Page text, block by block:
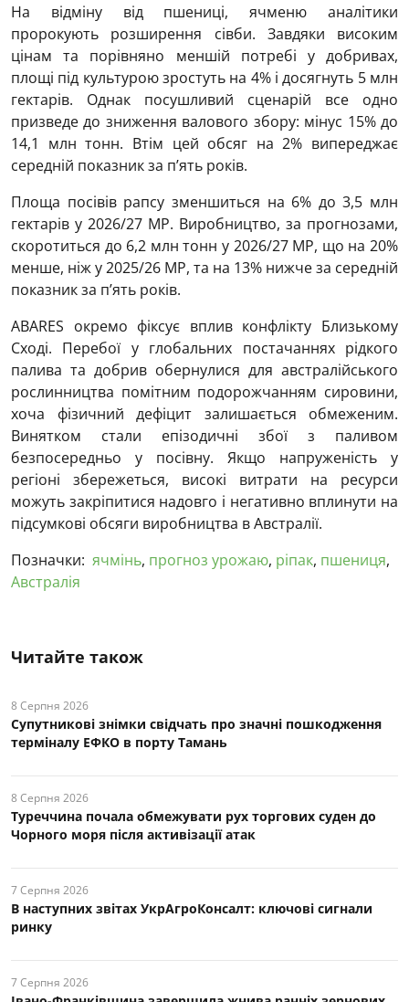
На відміну від пшениці, ячменю аналітики
пророкують розширення сівби. Завдяки високим
цінам та порівняно меншій потребі у добривах,
площі під культурою зростуть на 4% і досягнуть 5 млн
гектарів. Однак посушливий сценарій все одно
призведе до зниження валового збору: мінус 15% до
14,1 млн тонн. Втім цей обсяг на 2% випереджає
середній показник за п’ять років.
Площа посівів рапсу зменшиться на 6% до 3,5 млн
гектарів у 2026/27 МР. Виробництво, за прогнозами,
скоротиться до 6,2 млн тонн у 2026/27 МР, що на 20%
менше, ніж у 2025/26 МР, та на 13% нижче за середній
показник за п’ять років.
ABARES окремо фіксує вплив конфлікту Близькому
Сході. Перебої у глобальних постачаннях рідкого
палива та добрив обернулися для австралійського
рослинництва помітним подорожчанням сировини,
хоча фізичний дефіцит залишається обмеженим.
Винятком стали епізодичні збої з паливом
безпосередньо у посівну. Якщо напруженість у
регіоні збережеться, високі витрати на ресурси
можуть закріпитися надовго і негативно вплинути на
підсумкові обсяги виробництва в Австралії.
Позначки: ячмінь, прогноз урожаю, ріпак, пшениця,
Австралія
Читайте також
8 Серпня 2026
Супутникові знімки свідчать про значні пошкодження
терміналу ЕФКО в порту Тамань
8 Серпня 2026
Туреччина почала обмежувати рух торгових суден до
Чорного моря після активізації атак
7 Серпня 2026
В наступних звітах УкрАгроКонсалт: ключові cигнали
ринку
7 Серпня 2026